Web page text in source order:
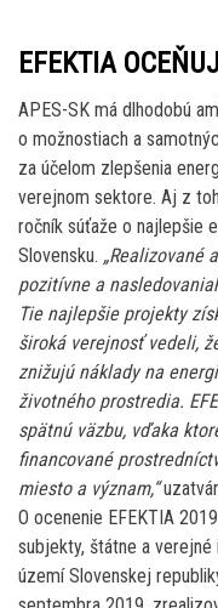
EFEKTIA
APES-SK má dlhodobú
o možnostiach a
za účelom zlepšenia
verejnom sektore. Aj z
ročník súťaže o najlepšie
Slovensku. „Realizované
pozitívne a
Tie najlepšie projekty
široká verejnosť vedeli,
znižujú náklady na
životného prostredia.
spätnú väzbu, vďaka
financované
miesto a význam,“
O ocenenie EFEKTIA
subjekty, štátne a
území Slovenskej